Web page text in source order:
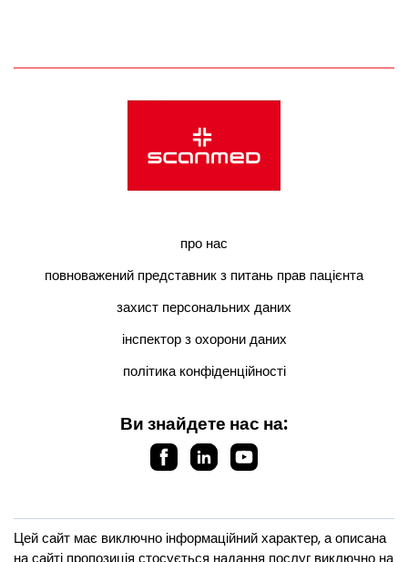
про нас
повноважений представник з питань прав пацієнта
захист персональних даних
інспектор з охорони даних
політика конфіденційності
Ви знайдете нас на:
Цей сайт має виключно інформаційний характер, а описана
на сайті пропозиція стосується надання послуг виключно на